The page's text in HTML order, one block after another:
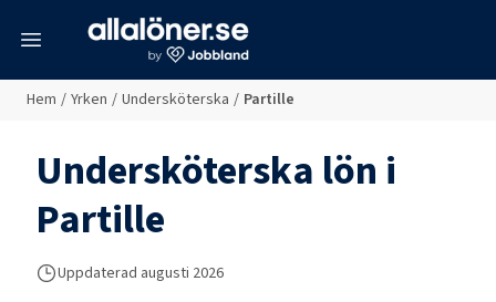
Hem / Yrken / Undersköterska / Partille
Undersköterska lön i
Partille
Uppdaterad augusti 2026